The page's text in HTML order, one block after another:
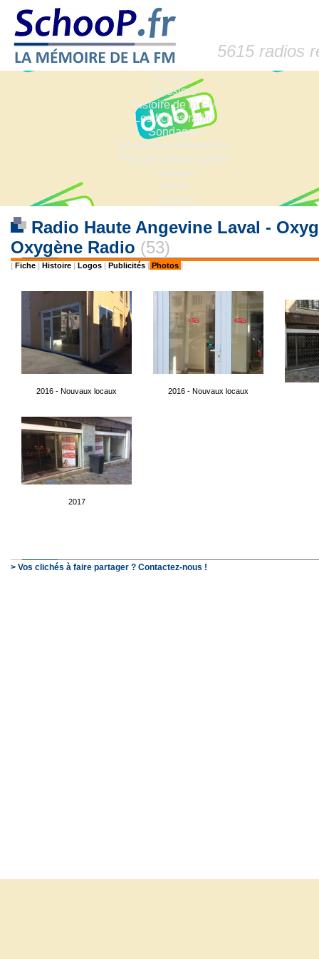
5615 radios
Accueil
Dossiers
Histoire de la FM
Les fiches radio
Sondages
Anciennes fréquences
Fréquences actuelles
Lexique
Liens
Contact
Radio Haute Angevine Laval -
Oxygène Radio (53)
| Fiche | Histoire | Logos | Publicités | Photos |
2016 - Nouvaux locaux 2016 - Nouvaux locaux
2017
> Vos clichés à faire partager ? Contactez-nous !